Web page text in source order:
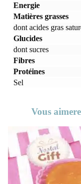
Energie
Matières grasses
dont acides gras
Glucides
dont sucres
Fibres
Protéines
Sel
Vous